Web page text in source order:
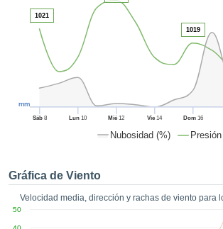
sin coste.
de todas
nuestros
así como
un perfil
para
CONTINUAR
CONFIGURACIÓN
Nubosidad (%) Presión
Sáb8 Lun 10 Mié 12 Vie 14 Dom16
mm
1021
1019
Gráfica de Viento
Velocidad media, dirección y rachas de viento para
50